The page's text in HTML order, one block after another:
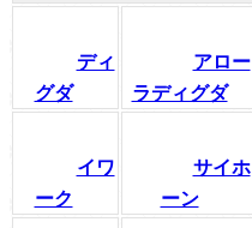
ディ
グダ
アロー
ラディグダ
イワ
ーク
サイホ
ーン